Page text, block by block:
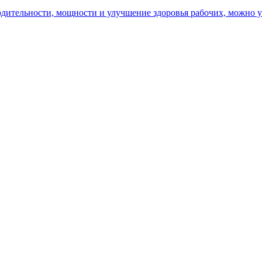
мощности и улучшение здоровья рабочих, можно